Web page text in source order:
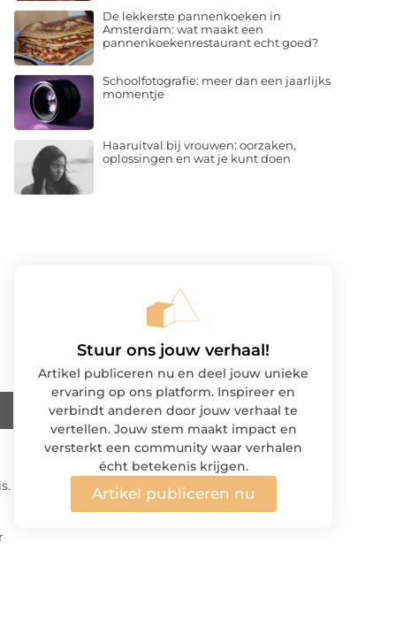
De lekkerste pannenkoeken in
Amsterdam: wat maakt een
pannenkoekenrestaurant echt goed?
Schoolfotografie: meer dan een jaarlijks
momentje
Haaruitval bij vrouwen: oorzaken,
oplossingen en wat je kunt doen
Stuur ons jouw verhaal!
Artikel publiceren nu en deel jouw unieke
ervaring op ons platform. Inspireer en
verbindt anderen door jouw verhaal te
vertellen. Jouw stem maakt impact en
versterkt een community waar verhalen
écht betekenis krijgen.
Artikel publiceren nu